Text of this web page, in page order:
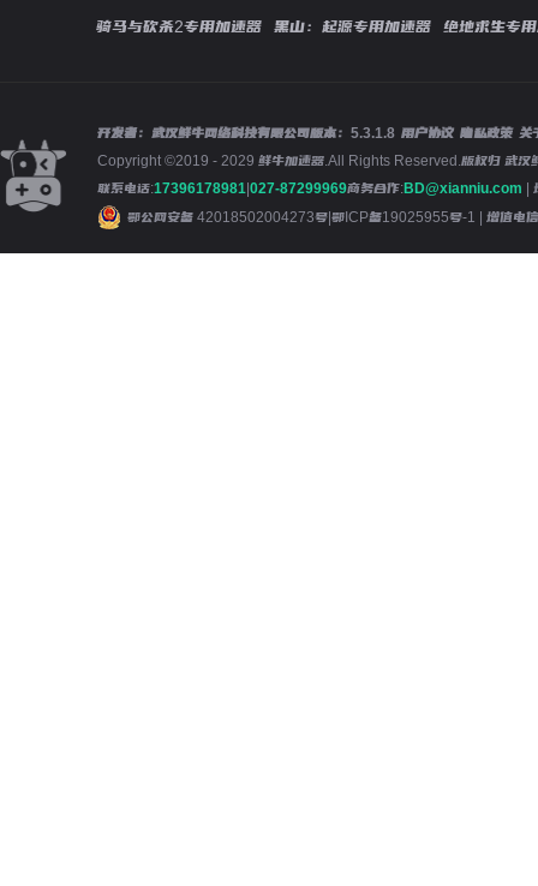
骑马与砍杀2专用加速器
黑山：起源专用加速器 绝地求生专
开发者：武汉鲜牛网络科技有限公司版本： 5.3.1.8 用户协议 隐私政策 关
Copyright ©2019 - 2029 鲜牛加速器.All Rights Reserved.版权归 武汉
联系电话:17396178981 027-87299969商务合作:BD@xianniu.com |
鄂公网安备 42018502004273号 鄂ICP备19025955号-1 | 增值电